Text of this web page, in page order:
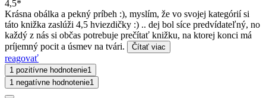
4,5*
Krásna obálka a pekný príbeh :), myslím, že vo svojej kategórií si
táto knižka zaslúži 4,5 hviezdičky :) .. dej bol síce predvídateľný, no
každý z nás si občas potrebuje prečítať knižku, na ktorej konci má
príjemný pocit a úsmev na tvári.
Čítať viac
reagovať
1 pozitívne hodnotenie1
1 negatívne hodnotenie1